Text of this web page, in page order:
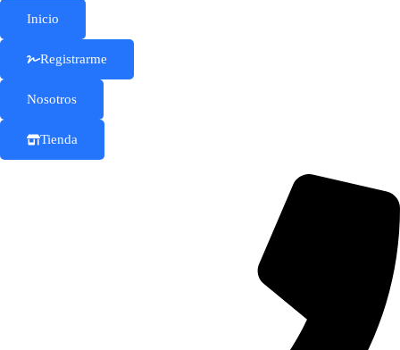
Inicio
Registrarme
Nosotros
Tienda